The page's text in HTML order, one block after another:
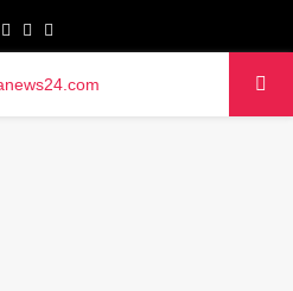
Facebook
Twitter